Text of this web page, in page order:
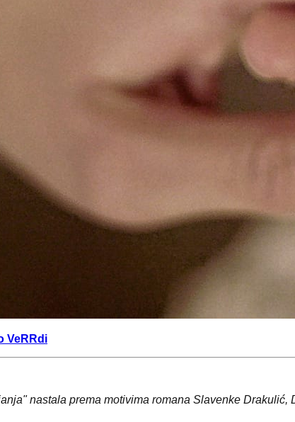
VeRRdi
nastala prema motivima romana Slavenke